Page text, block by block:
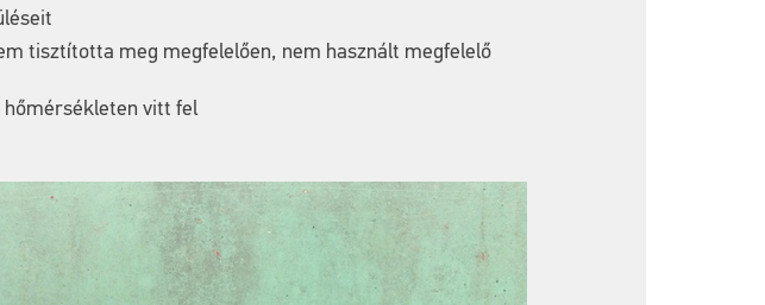
tisztította meg megfelelően, nem használt megfelelő
hőmérsékleten vitt fel